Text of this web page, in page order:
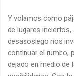
Y volamos como
de lugares inciertos,
desasosiego nos
continuar el rumbo,
dejado en medio de